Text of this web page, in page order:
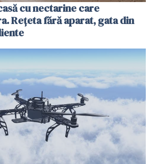
cu nectarine care
Rețeta fără aparat, gata din